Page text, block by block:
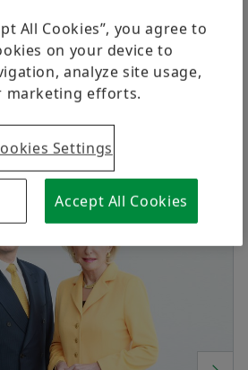
和服务组合。舍弗勒集团目前
工，在全球55个国家和地区设
，是全球最大家族企业之一，
公司之一。
All Cookies”, you agree to
on your device to
analyze site usage,
marketing efforts.
Settings
Accept All Cookies